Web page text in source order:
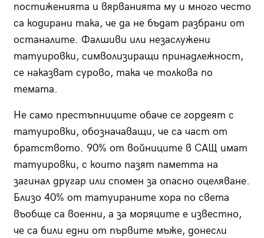
постиженията и вярванията му и много често
са кодирани така, че да не бъдат разбрани от
останалите. Фалшиви или незаслужени
татуировки, символизиращи принадлежност,
се наказват сурово, така че толкова по
темата.
Не само престъпниците обаче се гордеят с
татуировки, обозначаващи, че са част от
братството. 90% от войниците в САЩ имат
татуировки, с които пазят паметта на
загинал другар или спомен за опасно оцеляване.
Близо 40% от татуираните хора по света
въобще са военни, а за моряците е известно,
че са били едни от първите мъже, донесли